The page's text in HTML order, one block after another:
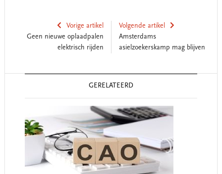
Vorige artikel
Geen nieuwe oplaadpalen
elektrisch rijden
Volgende artikel
Amsterdams
asielzoekerskamp mag blijven
GERELATEERD